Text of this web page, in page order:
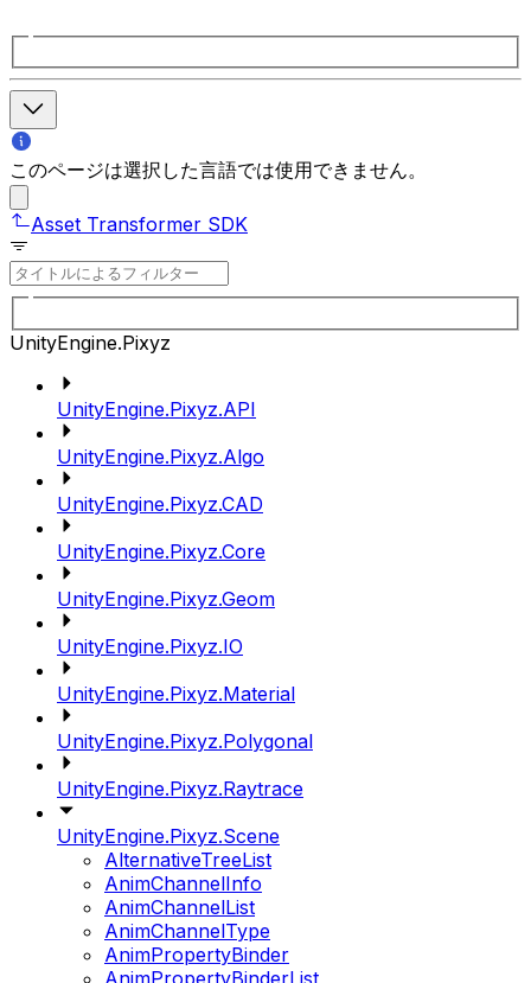
このページは選択した言語では使用できません。
Asset Transformer SDK
UnityEngine.Pixyz
UnityEngine.Pixyz.API
UnityEngine.Pixyz.Algo
UnityEngine.Pixyz.CAD
UnityEngine.Pixyz.Core
UnityEngine.Pixyz.Geom
UnityEngine.Pixyz.IO
UnityEngine.Pixyz.Material
UnityEngine.Pixyz.Polygonal
UnityEngine.Pixyz.Raytrace
UnityEngine.Pixyz.Scene
AlternativeTreeList
AnimChannelInfo
AnimChannelList
AnimChannelType
AnimPropertyBinder
AnimPropertyBinderList